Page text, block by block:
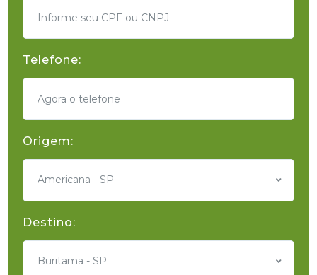
Telefone:
Origem:
Americana - SP
Destino:
Buritama - SP